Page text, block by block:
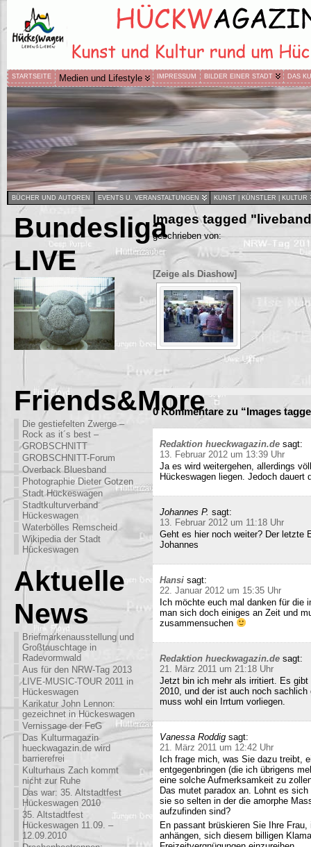
STARTSEITE Medien und Lifestyle IMPRESSUM BILDER EINER STADT DAS
BÜCHER UND AUTOREN EVENTS U. VERANSTALTUNGEN KUNST | KÜNSTLER | KULTUR
Bundesliga
LIVE
Friends&More
Die gestiefelten Zwerge –
Rock as it´s best –
GROBSCHNITT
GROBSCHNITT-Forum
Overback Bluesband
Photographie Dieter Gotzen
Stadt Hückeswagen
Stadtkulturverband
Hückeswagen
Waterbölles Remscheid
Wikipedia der Stadt
Hückeswagen
Aktuelle
News
Briefmarkenausstellung und
Großtauschtage in
Radevormwald
Aus für den NRW-Tag 2013
LIVE-MUSIC-TOUR 2011 in
Hückeswagen
Karikatur John Lennon:
gezeichnet in Hückeswagen
Vernissage der FeG
Das Kulturmagazin
hueckwagazin.de wird
barrierefrei
Kulturhaus Zach kommt
nicht zur Ruhe
Das war: 35. Altstadtfest
Hückeswagen 2010
35. Altstadtfest
Hückeswagen 11.09. –
12.09.2010
Images tagged
geschrieben von:
[Zeige als Diashow]
0 Kommentare zu “Images
Redaktion hueckwagazin.de sagt:
13. Februar 2012 um 13:39 Uhr
Ja es wird weitergehen, allerdings
Hückeswagen liegen. Jedoch
Johannes P. sagt:
13. Februar 2012 um 11:18 Uhr
Geht es hier noch weiter? Der letzte
Johannes
Hansi sagt:
22. Januar 2012 um 15:35 Uhr
Ich möchte euch mal danken für die
man sich doch einiges an Zeit und
zusammensuchen
Redaktion hueckwagazin.de sagt:
21. März 2011 um 21:18 Uhr
Jetzt bin ich mehr als irritiert. Es gibt
2010, und der ist auch noch
muss wohl ein Irrtum vorliegen.
Vanessa Roddig sagt:
21. März 2011 um 12:42 Uhr
Ich frage mich, was Sie dazu treibt,
entgegenbringen (die ich übrigens
eine solche Aufmerksamkeit zu
Das mutet paradox an. Lohnt es
sie so selten in der die amorphe
aufzufinden sind?
En passant brüskieren Sie Ihre
anhängen, sich diesem billigen